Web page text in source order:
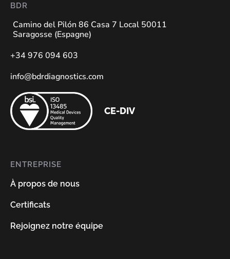
BDR
Camino del Pilón 86 Casa 7 Local 50011
Saragosse (Espagne)
+34 976 094 603
info@bdrdiagnostics.com
CE-DIV
ENTREPRISE
À propos de nous
Certificats
Rejoignez notre équipe